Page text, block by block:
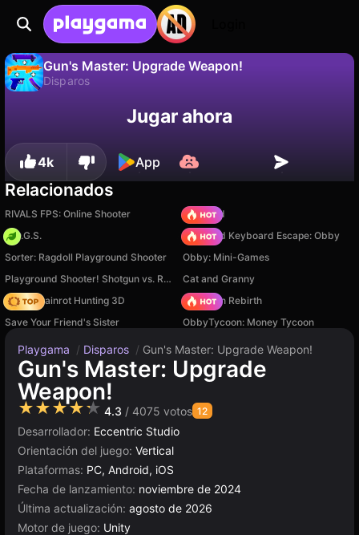
Gun's Master: Upgrade Weapon!
Disparos
¡Guarda el progreso!Jugar ahora
4k App
Relacionados
RIVALS FPS: Online Shooter
TB World
H.O.G.S.
+1 Speed Keyboard Escape: Obby
Sorter: Ragdoll Playground Shooter
Obby: Mini-Games
Playground Shooter! Shotgun vs. Ragdolls!
Cat and Granny
Italian Brainrot Hunting 3D
Stickman Rebirth
Save Your Friend's Sister
ObbyTycoon: Money Tycoon
Playgama / Disparos / Gun's Master: Upgrade Weapon!
Gun's Master: Upgrade
Weapon!
★★★★★ 4.3 / 4075 votos 12
Desarrollador: Eccentric Studio
Orientación del juego: Vertical
Plataformas: PC, Android, iOS
Fecha de lanzamiento: noviembre de 2024
Última actualización: agosto de 2026
Motor de juego: Unity